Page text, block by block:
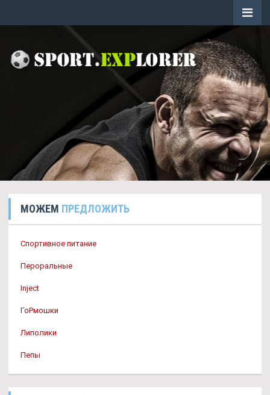
МОЖЕМ ПРЕДЛОЖИТЬ
Спортивное питание
Пероральные
Inject
ГоРмошки
Липолики
Пепы